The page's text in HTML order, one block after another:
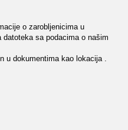
o zarobljenicima u
datoteka sa podacima o našim
u dokumentima kao lokacija .